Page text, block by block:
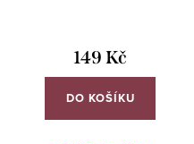
149 Kč
DO KOŠÍKU